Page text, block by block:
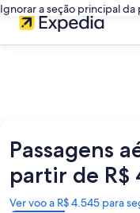
Ignorar a seção principal da
Passagens
partir de R$
Ver voo a R$ 4.545 para
Abre